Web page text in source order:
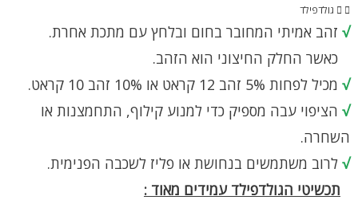
גולדפילד
√ זהב אמיתי המחובר בחום ובלחץ עם מתכת אחרת.
כאשר החלק החיצוני הוא הזהב.
√ מכיל לפחות 5% זהב 12 קראט או 10% זהב 10 קראט.
√ הציפוי עבה מספיק כדי למנוע קילוף, התחמצנות או
השחרה.
√ לרוב משתמשים בנחושת או פליז לשכבה הפנימית.
תכשיטי הגולדפילד עמידים מאוד :